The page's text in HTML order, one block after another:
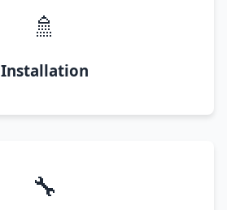
🚿
Installation
🔧